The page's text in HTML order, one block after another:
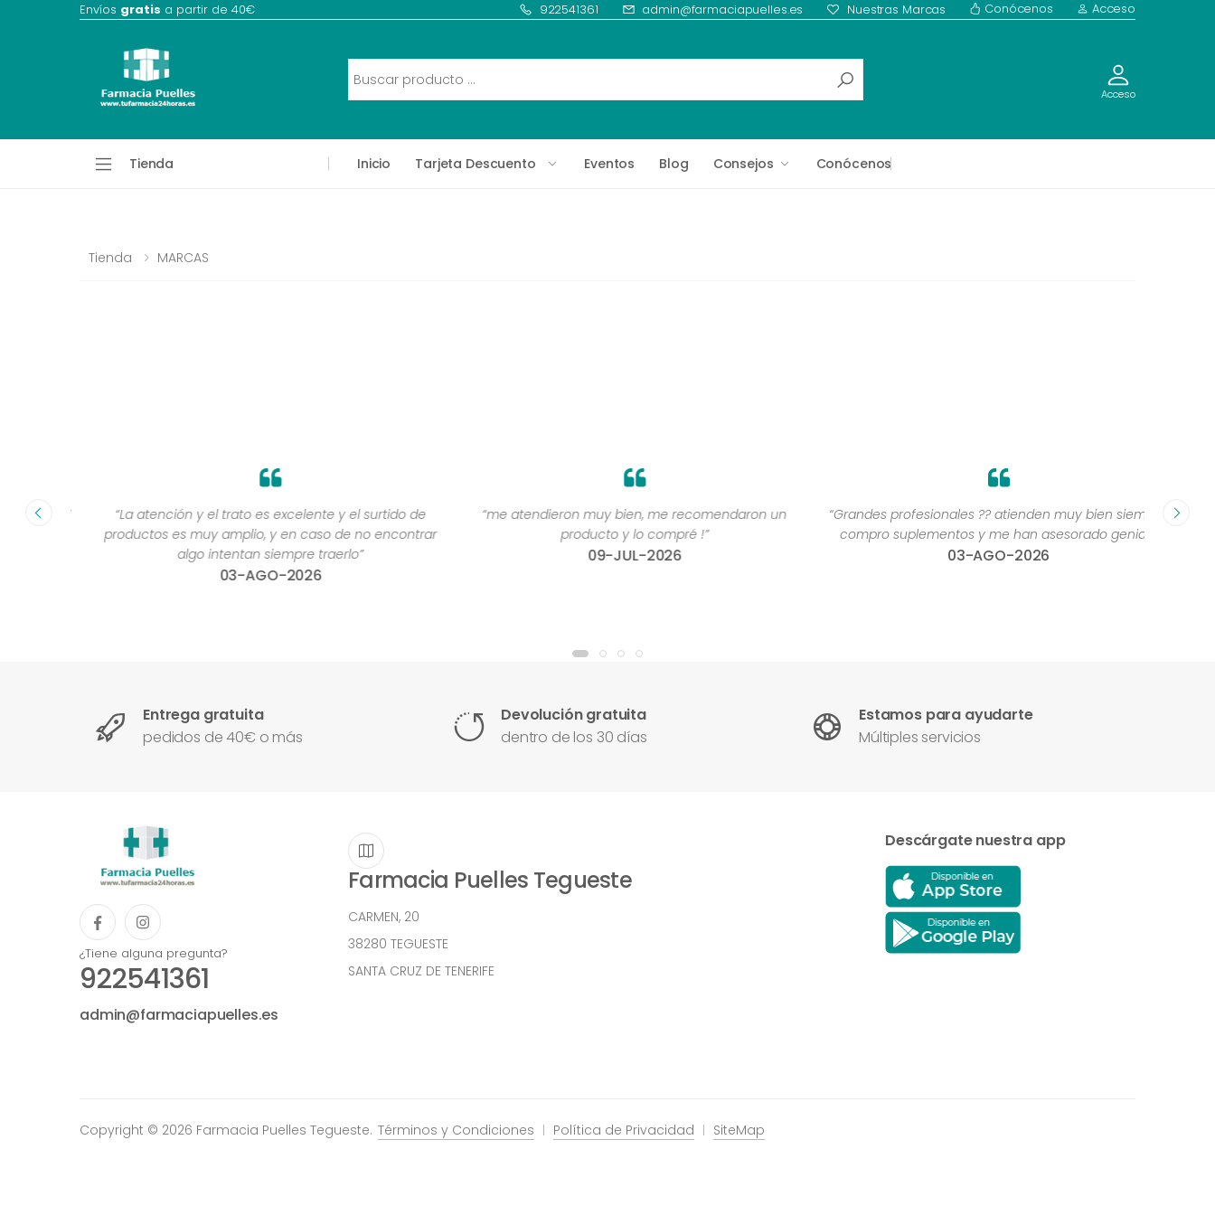
Envíos gratis a partir de 40€ 922541361 admin@farmaciapuelles.es Nuestras Marcas Conócenos Acceso
Acceso
Tienda Inicio Tarjeta Descuento Eventos Blog Consejos Conócenos
Tienda MARCAS
”
“La atención y el trato es excelente y el surtido de
productos es muy amplio, y en caso de no encontrar
algo intentan siempre traerlo”
03-AGO-2026
“me atendieron muy bien, me recomendaron un
producto y lo compré !”
09-JUL-2026
“Grandes profesionales ?? atienden muy bien siempre,
compro suplementos y me han asesorado genial ”
03-AGO-2026
Entrega gratuita
pedidos de 40€ o más
Devolución gratuita
dentro de los 30 días
Estamos para ayudarte
Múltiples servicios
¿Tiene alguna pregunta?
922541361
admin@farmaciapuelles.es
Farmacia Puelles Tegueste
CARMEN, 20
38280 TEGUESTE
SANTA CRUZ DE TENERIFE
Descárgate nuestra app
Copyright © 2026 Farmacia Puelles Tegueste. Términos y Condiciones Política de Privacidad SiteMap